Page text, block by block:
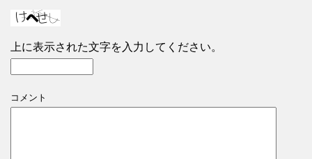
上に表示された文字を入力してください。
コメント